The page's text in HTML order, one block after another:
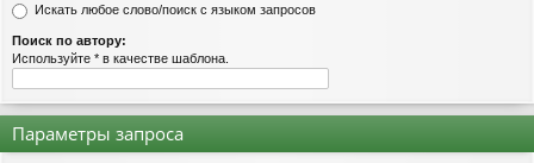
Искать любое слово/поиск с языком запросов
Поиск по автору:
Используйте * в качестве шаблона.
Параметры запроса